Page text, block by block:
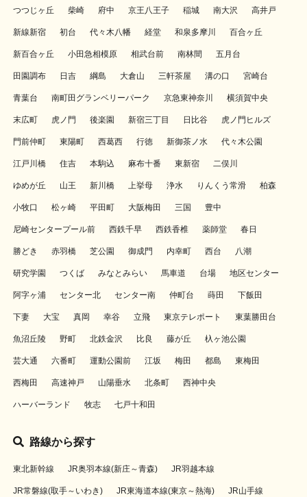
つつじヶ丘 柴崎 府中 京王八王子 稲城 南大沢 高井戸
新線新宿 初台 代々木八幡 経堂 和泉多摩川 百合ヶ丘
新百合ヶ丘 小田急相模原 相武台前 南林間 五月台
田園調布 日吉 綱島 大倉山 三軒茶屋 溝の口 宮崎台
青葉台 南町田グランベリーパーク 京急東神奈川 横須賀中央
末広町 虎ノ門 後楽園 新宿三丁目 日比谷 虎ノ門ヒルズ
門前仲町 東陽町 西葛西 行徳 新御茶ノ水 代々木公園
江戸川橋 住吉 本駒込 麻布十番 東新宿 二俣川
ゆめが丘 山王 新川橋 上挙母 浄水 りんくう常滑 柏森
小牧口 松ヶ崎 平田町 大阪梅田 三国 豊中
尼崎センタープール前 西鉄千早 西鉄香椎 薬師堂 春日
勝どき 赤羽橋 芝公園 御成門 内幸町 西台 八潮
研究学園 つくば みなとみらい 馬車道 台場 地区センター
阿字ヶ浦 センター北 センター南 仲町台 蒔田 下飯田
下妻 大宝 真岡 幸谷 立飛 東京テレポート 東葉勝田台
魚沼丘陵 野町 北鉄金沢 比良 藤が丘 杁ヶ池公園
芸大通 六番町 運動公園前 江坂 梅田 都島 東梅田
西梅田 高速神戸 山陽垂水 北条町 西神中央
ハーバーランド 牧志 七戸十和田
路線から探す
東北新幹線 JR奥羽本線(新庄～青森) JR羽越本線
JR常磐線(取手～いわき) JR東海道本線(東京～熱海) JR山手線